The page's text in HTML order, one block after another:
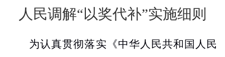
人民调解“以奖代补”实施细则
为认真贯彻落实《中华人民共和国人民